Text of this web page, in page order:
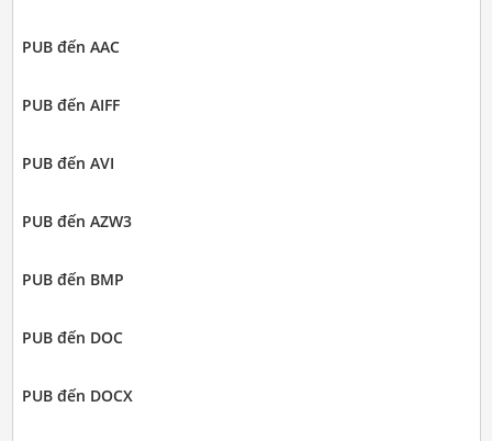
PUB đến AAC
PUB đến AIFF
PUB đến AVI
PUB đến AZW3
PUB đến BMP
PUB đến DOC
PUB đến DOCX